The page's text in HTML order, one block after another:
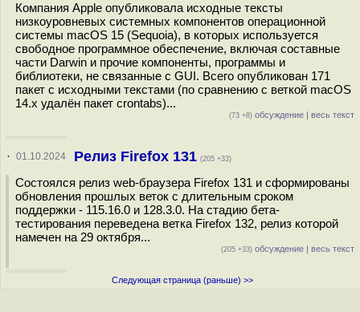
Компания Apple опубликовала исходные тексты
низкоуровневых системных компонентов операционной
системы macOS 15 (Sequoia), в которых используется
свободное программное обеспечение, включая составные
части Darwin и прочие компоненты, программы и
библиотеки, не связанные с GUI. Всего опубликован 171
пакет с исходными текстами (по сравнению с веткой macOS
14.x удалён пакет crontabs)...
(73 +8) обсуждение | весь текст
· 01.10.2024 Релиз Firefox 131 (205 +33)
Состоялся релиз web-браузера Firefox 131 и сформированы
обновления прошлых веток с длительным сроком
поддержки - 115.16.0 и 128.3.0. На стадию бета-
тестирования переведена ветка Firefox 132, релиз которой
намечен на 29 октября...
(205 +33) обсуждение | весь текст
Следующая страница (раньше) >>